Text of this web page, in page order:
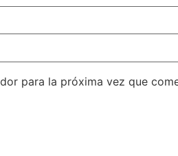
para la próxima vez que